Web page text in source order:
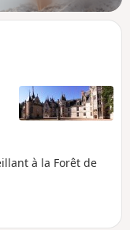
à la Forêt de